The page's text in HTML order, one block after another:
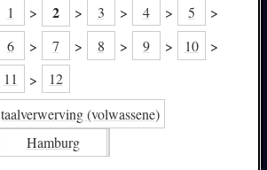
1 > 2 > 3 > 4 > 5
>
6
> 7 > 8 > 9 > 10
>
11
>
12
taalverwerving (volwassene)
Hamburg